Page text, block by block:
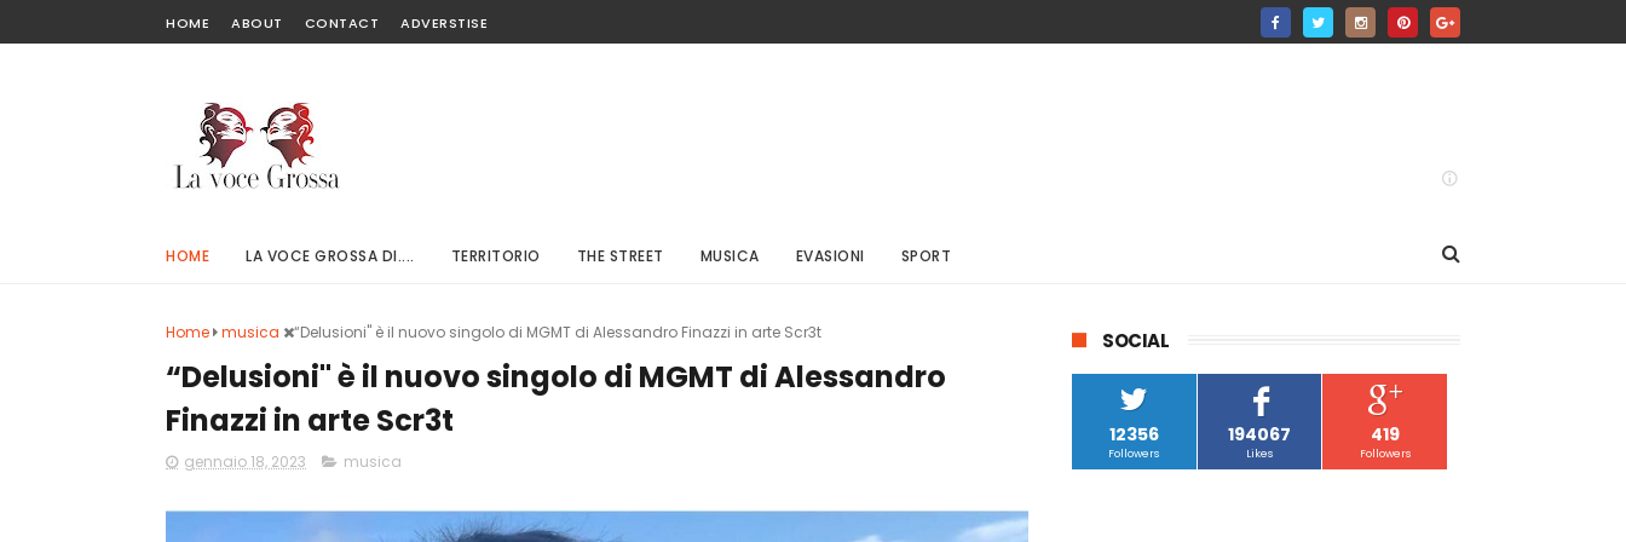
HOME ABOUT CONTACT ADVERSTISE
HOME LA VOCE GROSSA DI.... TERRITORIO THE STREET MUSICA EVASIONI SPORT
Home musica “Delusioni" è il nuovo singolo di MGMT di Alessandro Finazzi in arte Scr3t
“Delusioni" è il nuovo singolo di MGMT di Alessandro
Finazzi in arte Scr3t
gennaio 18, 2023 musica
SOCIAL
12356
Followers
194067
Likes
419
Followers